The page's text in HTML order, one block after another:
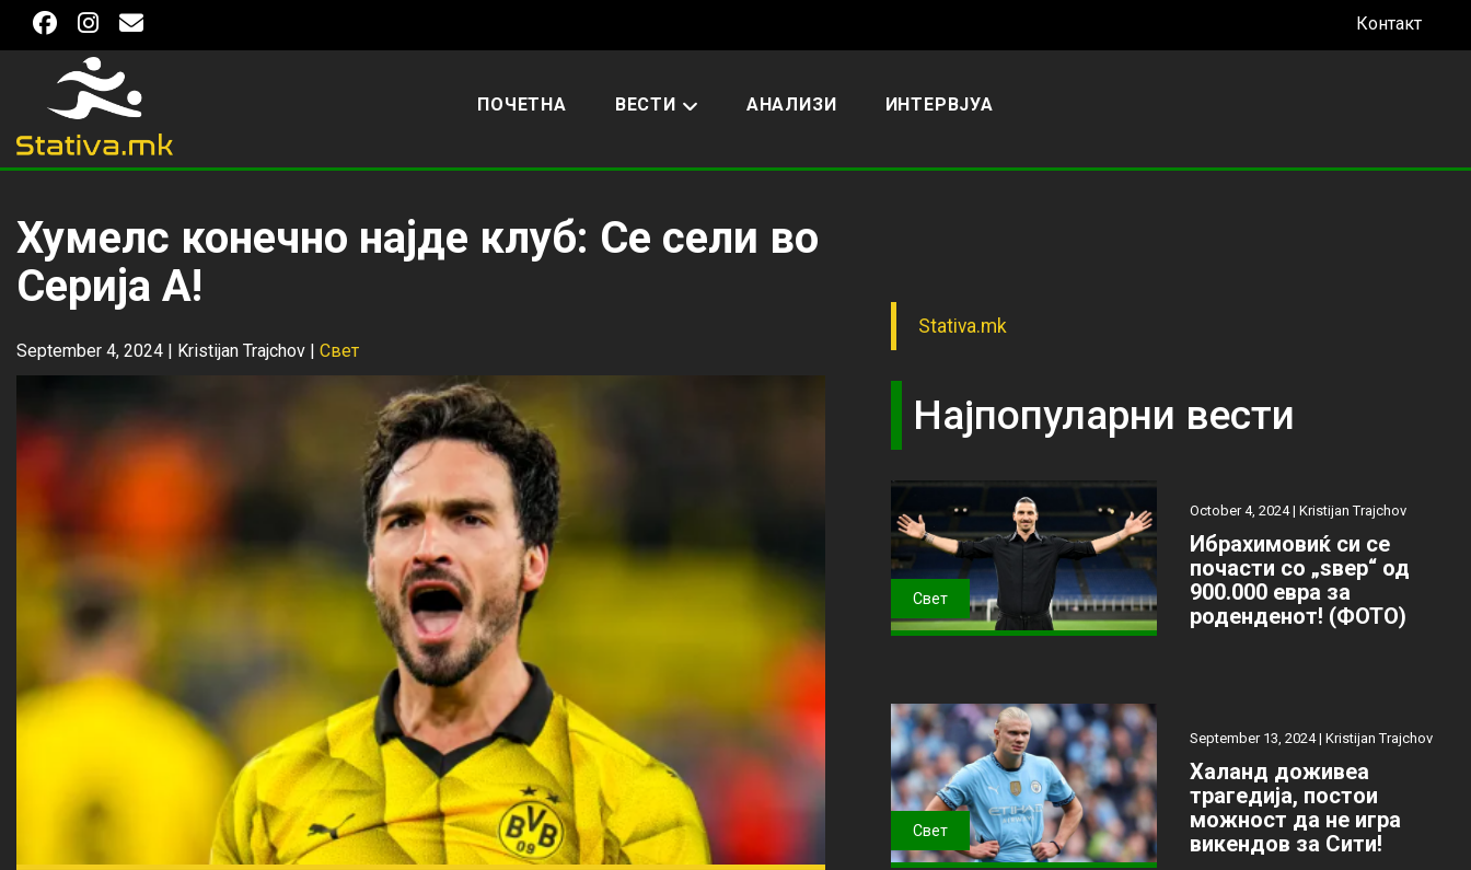
Контакт
ПОЧЕТНА ВЕСТИ АНАЛИЗИ ИНТЕРВЈУА
Хумелс конечно најде клуб: Се сели во
Серија А!
September 4, 2024 | Kristijan Trajchov | Свет
Stativa.mk
Најпопуларни вести
Свет
October 4, 2024 | Kristijan Trajchov
Ибрахимовиќ си се
почасти со „ѕвер“ од
900.000 евра за
роденденот! (ФОТО)
Свет
September 13, 2024 | Kristijan Trajchov
Халанд доживеа
трагедија, постои
можност да не игра
викендов за Сити!